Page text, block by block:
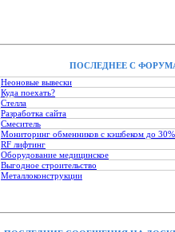
ПОСЛЕДНЕЕ С
Неоновые вывески
Куда поехать?
Стелла
Разработка сайта
Смеситель
Мониторинг обменников с кэшбеком до 30%
RF лифтинг
Оборудование медицинское
Выгодное строительство
Металлоконструкции